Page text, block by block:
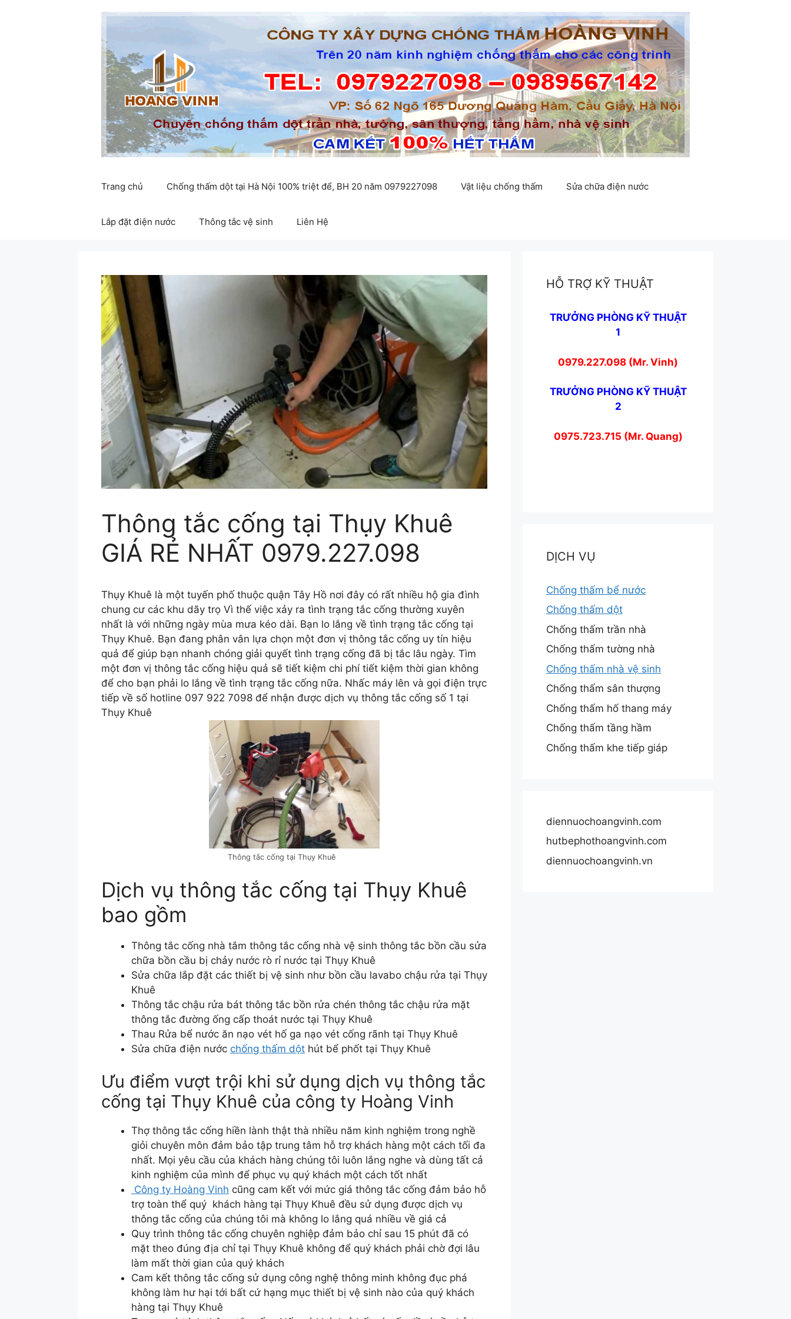
Trang chủ Chống thấm dột tại Hà Nội 100% triệt để, BH 20 năm 0979227098 Vật liệu chống thấm Sửa chữa điện nước
Lắp đặt điện nước Thông tắc vệ sinh Liên Hệ
Thông tắc cống tại Thụy Khuê
GIÁ RẺ NHẤT 0979.227.098
Thụy Khuê là một tuyến phố thuộc quận Tây Hồ nơi đây có rất nhiều hộ gia đình
chung cư các khu dãy trọ Vì thế việc xảy ra tình trạng tắc cống thường xuyên
nhất là với những ngày mùa mưa kéo dài. Bạn lo lắng về tình trạng tắc cống tại
Thụy Khuê. Bạn đang phân vân lựa chọn một đơn vị thông tắc cống uy tín hiệu
quả để giúp bạn nhanh chóng giải quyết tình trạng cống đã bị tắc lâu ngày. Tìm
một đơn vị thông tắc cống hiệu quả sẽ tiết kiệm chi phí tiết kiệm thời gian không
để cho bạn phải lo lắng về tình trạng tắc cống nữa. Nhấc máy lên và gọi điện trực
tiếp về số hotline 097 922 7098 để nhận được dịch vụ thông tắc cống số 1 tại
Thụy Khuê
Thông tắc cống tại Thụy Khuê
Dịch vụ thông tắc cống tại Thụy Khuê
bao gồm
Thông tắc cống nhà tắm thông tắc cống nhà vệ sinh thông tắc bồn cầu sửa
chữa bồn cầu bị chảy nước rò rỉ nước tại Thụy Khuê
Sửa chữa lắp đặt các thiết bị vệ sinh như bồn cầu lavabo chậu rửa tại Thụy
Khuê
Thông tắc chậu rửa bát thông tắc bồn rửa chén thông tắc chậu rửa mặt
thông tắc đường ống cấp thoát nước tại Thụy Khuê
Thau Rửa bể nước ăn nạo vét hố ga nạo vét cống rãnh tại Thụy Khuê
Sửa chữa điện nước chống thấm dột hút bể phốt tại Thụy Khuê
Ưu điểm vượt trội khi sử dụng dịch vụ thông tắc
cống tại Thụy Khuê của công ty Hoàng Vinh
Thợ thông tắc cống hiền lành thật thà nhiều năm kinh nghiệm trong nghề
giỏi chuyên môn đảm bảo tập trung tâm hỗ trợ khách hàng một cách tối đa
nhất. Mọi yêu cầu của khách hàng chúng tôi luôn lắng nghe và dùng tất cả
kinh nghiệm của mình để phục vụ quý khách một cách tốt nhất
Công ty Hoàng Vinh cũng cam kết với mức giá thông tắc cống đảm bảo hỗ
trợ toàn thể quý khách hàng tại Thụy Khuê đều sử dụng được dịch vụ
thông tắc cống của chúng tôi mà không lo lắng quá nhiều về giá cả
Quy trình thông tắc cống chuyên nghiệp đảm bảo chỉ sau 15 phút đã có
mặt theo đúng địa chỉ tại Thụy Khuê không để quý khách phải chờ đợi lâu
làm mất thời gian của quý khách
Cam kết thông tắc cống sử dụng công nghệ thông minh không đục phá
không làm hư hại tới bất cứ hạng mục thiết bị vệ sinh nào của quý khách
hàng tại Thụy Khuê
HỖ TRỢ KỸ THUẬT
TRƯỞNG PHÒNG KỸ THUẬT
1
0979.227.098 (Mr. Vinh)
TRƯỞNG PHÒNG KỸ THUẬT
2
0975.723.715 (Mr. Quang)
DỊCH VỤ
Chống thấm bể nước
Chống thấm dột
Chống thấm trần nhà
Chống thấm tường nhà
Chống thấm nhà vệ sinh
Chống thấm sân thượng
Chống thấm hố thang máy
Chống thấm tầng hầm
Chống thấm khe tiếp giáp
diennuochoangvinh.com
hutbephothoangvinh.com
diennuochoangvinh.vn